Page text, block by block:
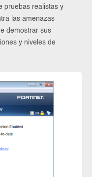
pruebas realistas y
las amenazas
demostrar sus
y niveles de